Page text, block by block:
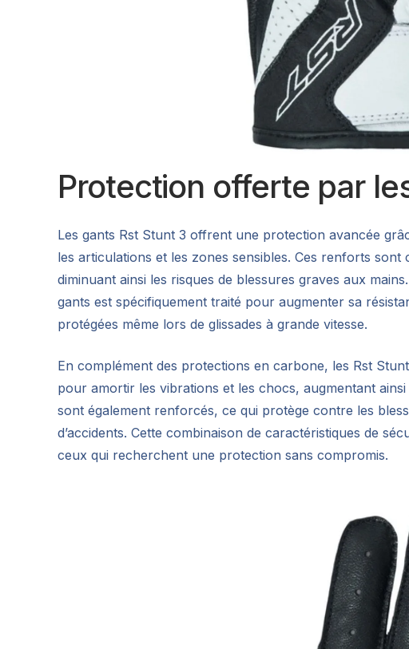
Protection offerte par
Les gants Rst Stunt 3 offrent une protection avancée
les articulations et les zones sensibles. Ces renforts
diminuant ainsi les risques de blessures graves aux
gants est spécifiquement traité pour augmenter sa
protégées même lors de glissades à grande vitesse.
En complément des protections en carbone, les Rst
pour amortir les vibrations et les chocs, augmentant
sont également renforcés, ce qui protège contre les
d’accidents. Cette combinaison de caractéristiques de
ceux qui recherchent une protection sans compromis.